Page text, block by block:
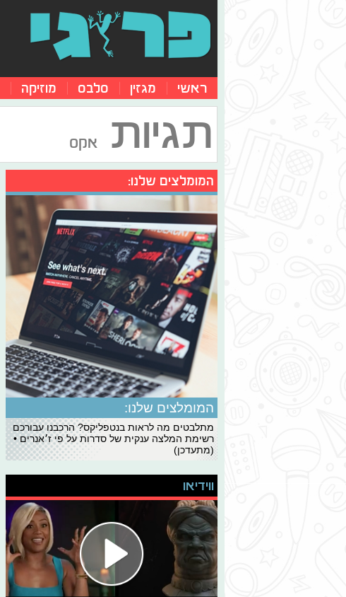
ראשי מגזין סלבס מוזיקה
תגיות אקס
המומלצים שלנו:
המומלצים שלנו:
מתלבטים מה לראות בנטפליקס? הרכבנו עבורכם
רשימת המלצה ענקית של סדרות על פי ז׳אנרים •
(מתעדכן)
ווידיאו